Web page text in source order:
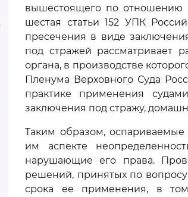
вышестоящего по отношению
шестая статьи 152 УПК
пресечения в виде
под стражей рассматривает
органа, в производстве
Пленума Верховного Суда
практике применения
заключения под стражу,
Таким образом,
им аспекте
нарушающие его права.
решений, принятых по
срока ее применения, в